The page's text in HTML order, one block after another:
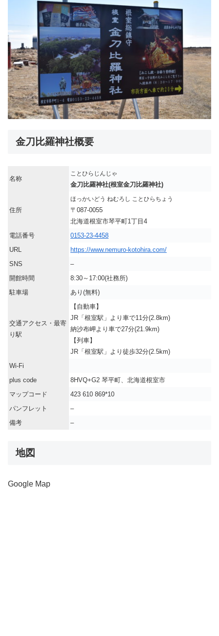
金刀比羅神社概要
名称
ことひらじんじゃ
金刀比羅神社(根室金刀比羅神社)
住所
ほっかいどう ねむろし ことひらちょう
〒087-0055
北海道根室市琴平町1丁目4
電話番号
0153-23-4458
URL
https://www.nemuro-kotohira.com/
SNS
–
開館時間
8:30～17:00(社務所)
駐車場
あり(無料)
交通アクセス・最寄
り駅
【自動車】
JR「根室駅」より車で11分(2.8km)
納沙布岬より車で27分(21.9km)
【列車】
JR「根室駅」より徒歩32分(2.5km)
Wi-Fi
plus code
8HVQ+G2 琴平町、北海道根室市
マップコード
423 610 869*10
パンフレット
–
備考
–
地図
Google Map